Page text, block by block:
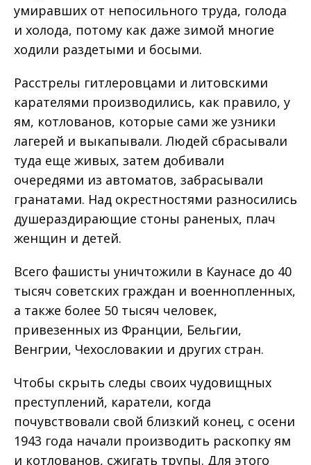
умиравших от непосильного труда, голода
и холода, потому как даже зимой многие
ходили раздетыми и босыми.
Расстрелы гитлеровцами и литовскими
карателями производились, как правило, у
ям, котлованов, которые сами же узники
лагерей и выкапывали. Людей сбрасывали
туда еще живых, затем добивали
очередями из автоматов, забрасывали
гранатами. Над окрестностями разносились
душераздирающие стоны раненых, плач
женщин и детей.
Всего фашисты уничтожили в Каунасе до 40
тысяч советских граждан и военнопленных,
а также более 50 тысяч человек,
привезенных из Франции, Бельгии,
Венгрии, Чехословакии и других стран.
Чтобы скрыть следы своих чудовищных
преступлений, каратели, когда
почувствовали свой близкий конец, с осени
1943 года начали производить раскопку ям
и котлованов, сжигать трупы. Для этого